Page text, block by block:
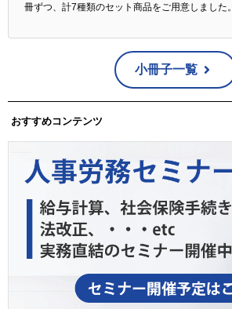
冊ずつ、計7種類のセット商品をご用意しました。
小冊子一覧
おすすめコンテンツ